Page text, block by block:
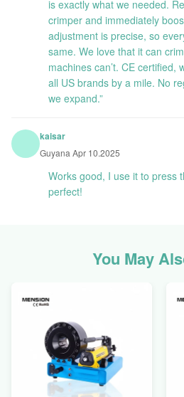
is exactly what we needed.
crimper and immediately
adjustment is precise, so
same. We love that it can
machines can’t. CE certified,
all US brands by a mile. No
we expand.”
kaisar
Guyana Apr 10.2025
Works good, I use it to press
perfect!
You May